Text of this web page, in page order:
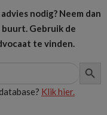
nodig? Neem dan
buurt. Gebruik de
te vinden.
Klik hier.